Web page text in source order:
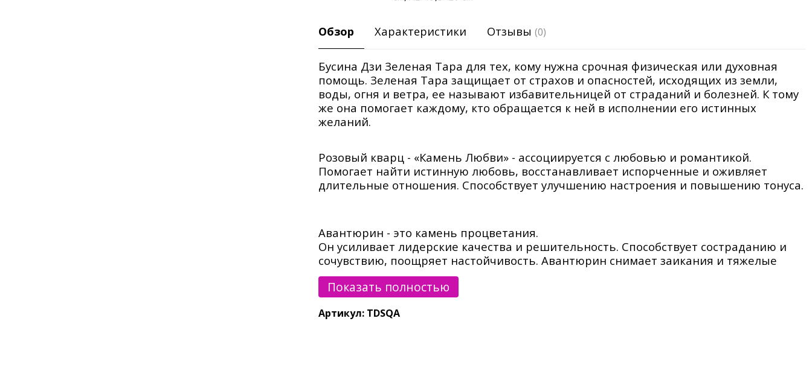
Обзор Характеристики Отзывы(0)
Бусина Дзи Зеленая Тара для тех, кому нужна срочная физическая или духовная
помощь. Зеленая Тара защищает от страхов и опасностей, исходящих из земли,
воды, огня и ветра, ее называют избавительницей от страданий и болезней. К тому
же она помогает каждому, кто обращается к ней в исполнении его истинных
желаний.
Розовый кварц - «Камень Любви» - ассоциируется с любовью и романтикой.
Помогает найти истинную любовь, восстанавливает испорченные и оживляет
длительные отношения. Способствует улучшению настроения и повышению тонуса.
Авантюрин - это камень процветания.
Он усиливает лидерские качества и решительность. Способствует состраданию и
сочувствию, поощряет настойчивость. Авантюрин снимает заикания и тяжелые
неврозы, стабилизирует душевное состояние, стимулирует восприятие и повышает
креативность. Помогает увидеть альтернативы и возможности, успокаивает гнев и
раздражение. Авантюрин балансирует мужскую и женскую энергию. Он
уравновешивает артериальное давление и стимулирует обмен веществ, снижая
Показать полностью
Артикул: TDSQA